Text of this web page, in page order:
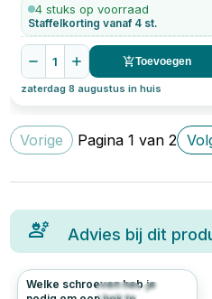
4 stuks op voorraad
Staffelkorting vanaf 4 st.
1 Toevoegen
zaterdag 8 augustus in huis
Vorige Pagina1 van2
Advies bij dit
384
Welke schroeven heb je